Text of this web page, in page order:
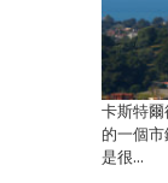
卡斯特爾
的一個
是很...